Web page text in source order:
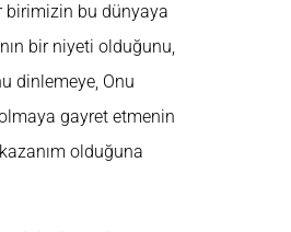
birimizin bu dünyaya
bir niyeti olduğunu,
dinlemeye, Onu
gayret etmenin
olduğuna